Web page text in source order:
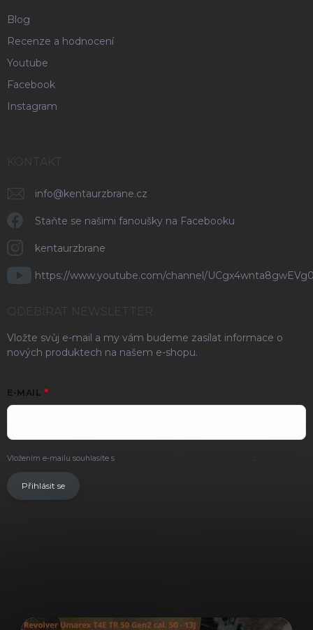
Blog
Recenze a hodnocení
Youtube
Facebook
Instagram
KONTAKT
info@kentaurzbrane.cz
Staňte se našimi fanoušky na Facebooku
kentaurzbrane
https://www.youtube.com/channel/
ODEBÍRAT NEWSLETTER
Vložte svůj e-mail a my vám budeme zasílat informace o
nových produktech na našem e-shopu.
E-MAIL
Vložením e-mailu souhlasíte s .
Přihlásit se